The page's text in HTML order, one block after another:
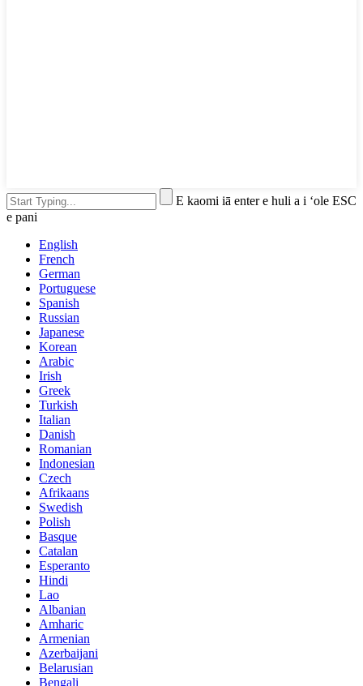
E kaomi iā enter e huli a i ʻole ESC
e pani
English
French
German
Portuguese
Spanish
Russian
Japanese
Korean
Arabic
Irish
Greek
Turkish
Italian
Danish
Romanian
Indonesian
Czech
Afrikaans
Swedish
Polish
Basque
Catalan
Esperanto
Hindi
Lao
Albanian
Amharic
Armenian
Azerbaijani
Belarusian
Bengali